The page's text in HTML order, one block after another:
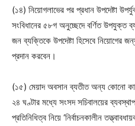
(১৪) নিয়োগলাভের পর প্রধান উপদেষ্টা
সংবিধানের ৫৮গ অনুচ্ছেদে বর্ণিত
জন ব্যক্তিকে উপদেষ্টা হিসেবে নিয়োগের
প্রদান করবেন।
(১৫) মেয়াদ অবসান ব্যতীত অন্য কোনো
২৪ ঘণ্টার মধ্যে সংসদ সচিবালয়ের
প্রতিনিধিত্ব নিয়ে ‘নির্বাচনকালীন